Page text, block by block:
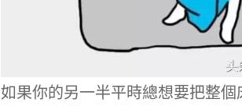
如果你的另一半平時總想要把整個